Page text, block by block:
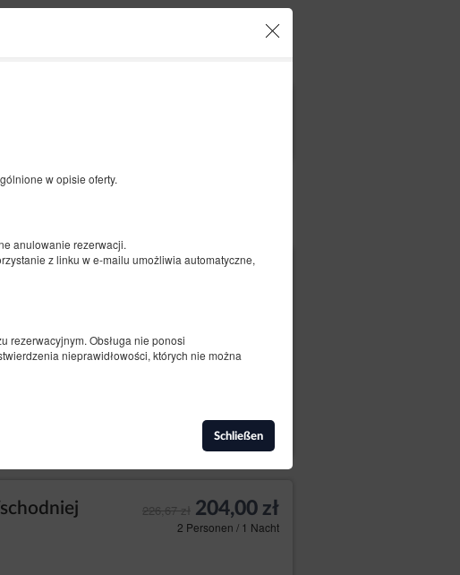
w opisie oferty.
anulowanie rezerwacji.
z linku w e-mailu umożliwia automatyczne,
rezerwacyjnym. Obsługa nie ponosi
nieprawidłowości, których nie można
Schließen
Angebote zeigen
226,67 zł 204,00 zł
2 Personen / 1 Nacht